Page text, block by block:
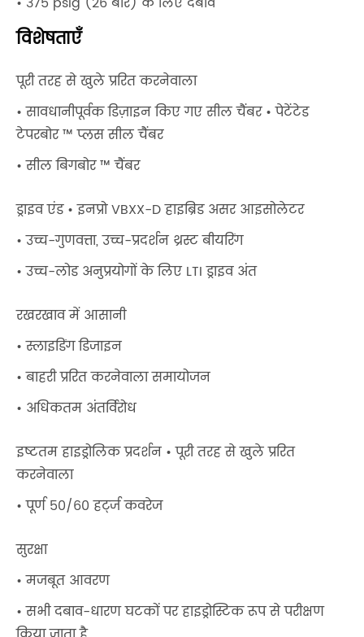
विशेषताएँ
पूरी तरह से खुले प्ररित करनेवाला
• सावधानीपूर्वक डिज़ाइन किए गए सील चैंबर • पेटेंटेड
टेपरबोर ™ प्लस सील चैंबर
• सील बिगबोर ™ चैंबर
ड्राइव एंड • इनप्रो VBXX-D हाइब्रिड असर आइसोलेटर
• उच्च-गुणवत्ता, उच्च-प्रदर्शन थ्रस्ट बीयरिंग
• उच्च-लोड अनुप्रयोगों के लिए LTI ड्राइव अंत
रखरखाव में आसानी
• स्लाइडिंग डिजाइन
• बाहरी प्ररित करनेवाला समायोजन
• अधिकतम अंतर्विरोध
इष्टतम हाइड्रोलिक प्रदर्शन • पूरी तरह से खुले प्ररित
करनेवाला
• पूर्ण 50/60 हर्ट्ज कवरेज
सुरक्षा
• मजबूत आवरण
• सभी दबाव-धारण घटकों पर हाइड्रोस्टिक रूप से परीक्षण